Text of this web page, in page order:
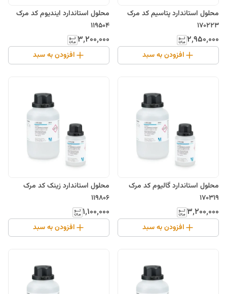
محلول استاندارد پتاسیم کد مرک
170223
۲٬۹۵۰٬۰۰۰
افزودن به سبد
محلول استاندارد ایندیوم کد مرک
119504
۳٬۲۰۰٬۰۰۰
افزودن به سبد
محلول استاندارد گالیوم کد مرک
170319
۳٬۲۰۰٬۰۰۰
افزودن به سبد
محلول استاندارد زینک کد مرک
119806
۱٬۱۰۰٬۰۰۰
افزودن به سبد